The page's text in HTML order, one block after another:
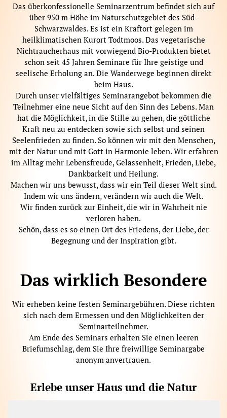
Das überkonfessionelle Seminarzentrum befindet sich auf
über 950 m Höhe im Naturschutzgebiet des Süd-
Schwarzwaldes. Es ist ein Kraftort gelegen im
heilklimatischen Kurort Todtmoos. Das vegetarische
Nichtraucherhaus mit vorwiegend Bio-Produkten bietet
schon seit 45 Jahren Seminare für Ihre geistige und
seelische Erholung an. Die Wanderwege beginnen direkt
beim Haus.
Durch unser vielfältiges Seminarangebot bekommen die
Teilnehmer eine neue Sicht auf den Sinn des Lebens. Man
hat die Möglichkeit, in die Stille zu gehen, die göttliche
Kraft neu zu entdecken sowie sich selbst und seinen
Seelenfrieden zu finden. So können wir mit den Menschen,
mit der Natur und mit Gott in Harmonie leben. Wir erfahren
im Alltag mehr Lebensfreude, Gelassenheit, Frieden, Liebe,
Dankbarkeit und Heilung.
Machen wir uns bewusst, dass wir ein Teil dieser Welt sind.
Indem wir uns ändern, verändern wir auch die Welt.
Wir finden zurück zur Einheit, die wir in Wahrheit nie
verloren haben.
Schön, dass es so einen Ort des Friedens, der Liebe, der
Begegnung und der Inspiration gibt.
Das wirklich Besondere
Wir erheben keine festen Seminargebühren. Diese richten
sich nach dem Ermessen und den Möglichkeiten der
Seminarteilnehmer.
Am Ende des Seminars erhalten Sie einen leeren
Briefumschlag, dem Sie Ihre freiwillige Seminargabe
anonym anvertrauen.
Erlebe unser Haus und die Natur